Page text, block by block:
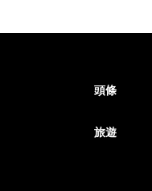
頭條
旅遊